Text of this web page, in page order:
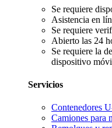
Se requiere
Asistencia en
Se requiere
Abierto las 24
Se requiere la
dispositivo
Servicios
Contenedores
Camiones para